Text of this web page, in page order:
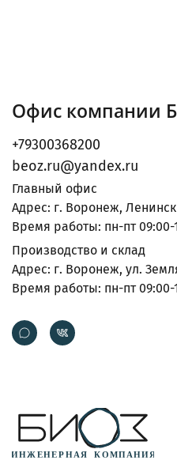
Офис компании
+79300368200
beoz.ru@yandex.ru
Главный офис
Адрес: г. Воронеж,
Время работы: пн-пт 09:00-
Производство и склад
Адрес: г. Воронеж, ул.
Время работы: пн-пт 09:00-